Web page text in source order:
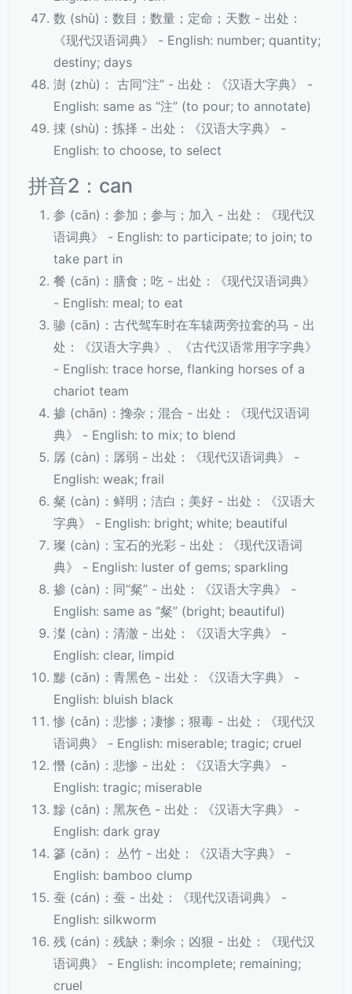
数 (shù)：数目；数量；定命；天数 - 出处：
《现代汉语词典》 - English: number; quantity;
destiny; days
澍 (zhù)： 古同“注” - 出处：《汉语大字典》 -
English: same as “注” (to pour; to annotate)
捒 (shù)：拣择 - 出处：《汉语大字典》 -
English: to choose, to select
拼音2：can
参 (cān)：参加；参与；加入 - 出处：《现代汉
语词典》 - English: to participate; to join; to
take part in
餐 (cān)：膳食；吃 - 出处：《现代汉语词典》
- English: meal; to eat
骖 (cān)：古代驾车时在车辕两旁拉套的马 - 出
处：《汉语大字典》、《古代汉语常用字字典》
- English: trace horse, flanking horses of a
chariot team
掺 (chān)：搀杂；混合 - 出处：《现代汉语词
典》 - English: to mix; to blend
孱 (càn)：孱弱 - 出处：《现代汉语词典》 -
English: weak; frail
粲 (càn)：鲜明；洁白；美好 - 出处：《汉语大
字典》 - English: bright; white; beautiful
璨 (càn)：宝石的光彩 - 出处：《现代汉语词
典》 - English: luster of gems; sparkling
掺 (càn)：同“粲” - 出处：《汉语大字典》 -
English: same as “粲” (bright; beautiful)
澯 (càn)：清澈 - 出处：《汉语大字典》 -
English: clear, limpid
黪 (cǎn)：青黑色 - 出处：《汉语大字典》 -
English: bluish black
惨 (cǎn)：悲惨；凄惨；狠毒 - 出处：《现代汉
语词典》 - English: miserable; tragic; cruel
憯 (cǎn)：悲惨 - 出处：《汉语大字典》 -
English: tragic; miserable
黲 (cǎn)：黑灰色 - 出处：《汉语大字典》 -
English: dark gray
篸 (cǎn)： 丛竹 - 出处：《汉语大字典》 -
English: bamboo clump
蚕 (cán)：蚕 - 出处：《现代汉语词典》 -
English: silkworm
残 (cán)：残缺；剩余；凶狠 - 出处：《现代汉
语词典》 - English: incomplete; remaining;
cruel